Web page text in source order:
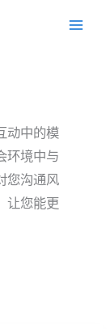
动中的模
环境中与
您沟通风
让您能更